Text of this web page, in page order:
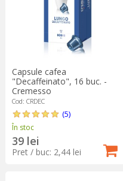
Capsule cafea
"Decaffeinato", 16 buc. -
Cremesso
Cod: CRDEC
(5)
În stoc
39 lei
Pret / buc: 2,44 lei